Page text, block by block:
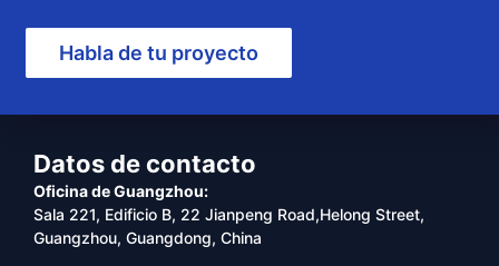
Habla de tu proyecto
Datos de contacto
Oficina de Guangzhou:
Sala 221, Edificio B, 22 Jianpeng Road,Helong Street,
Guangzhou, Guangdong, China